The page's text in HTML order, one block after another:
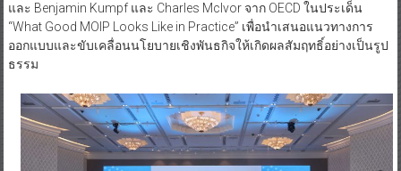
และ Benjamin Kumpf และ Charles McIvor จาก OECD ในประเด็น
“What Good MOIP Looks Like in Practice” เพื่อนำเสนอแนวทางการ
ออกแบบและขับเคลื่อนนโยบายเชิงพันธกิจให้เกิดผลสัมฤทธิ์อย่างเป็นรูป
ธรรม